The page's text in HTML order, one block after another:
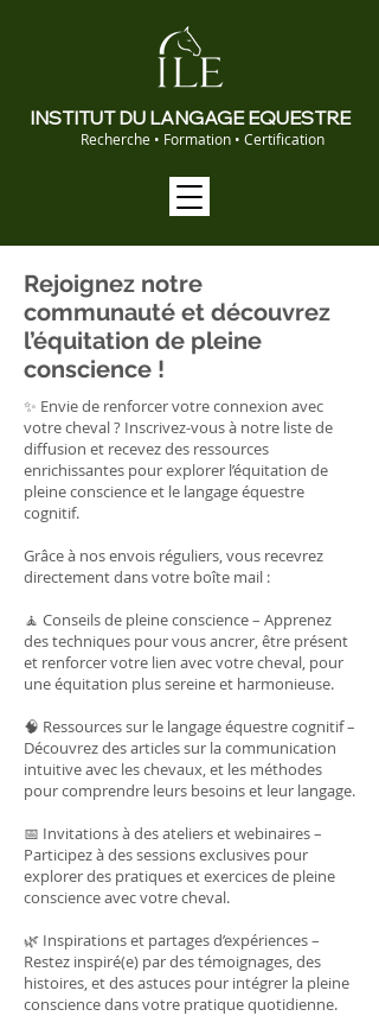
INSTITUT DU LANGAGE EQUESTRE
Recherche • Formation • Certification
Rejoignez notre
communauté et découvrez
l’équitation de pleine
conscience !
✨ Envie de renforcer votre connexion avec
votre cheval ? Inscrivez-vous à notre liste de
diffusion et recevez des ressources
enrichissantes pour explorer l’équitation de
pleine conscience et le langage équestre
cognitif.
Grâce à nos envois réguliers, vous recevrez
directement dans votre boîte mail :
🧘 Conseils de pleine conscience – Apprenez
des techniques pour vous ancrer, être présent
et renforcer votre lien avec votre cheval, pour
une équitation plus sereine et harmonieuse.
🧠 Ressources sur le langage équestre cognitif –
Découvrez des articles sur la communication
intuitive avec les chevaux, et les méthodes
pour comprendre leurs besoins et leur langage.
📅 Invitations à des ateliers et webinaires –
Participez à des sessions exclusives pour
explorer des pratiques et exercices de pleine
conscience avec votre cheval.
🌿 Inspirations et partages d’expériences –
Restez inspiré(e) par des témoignages, des
histoires, et des astuces pour intégrer la pleine
conscience dans votre pratique quotidienne.